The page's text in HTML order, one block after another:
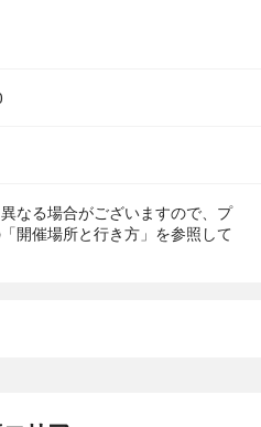
なる場合がございますので、プ
開催場所と行き方」を参照して